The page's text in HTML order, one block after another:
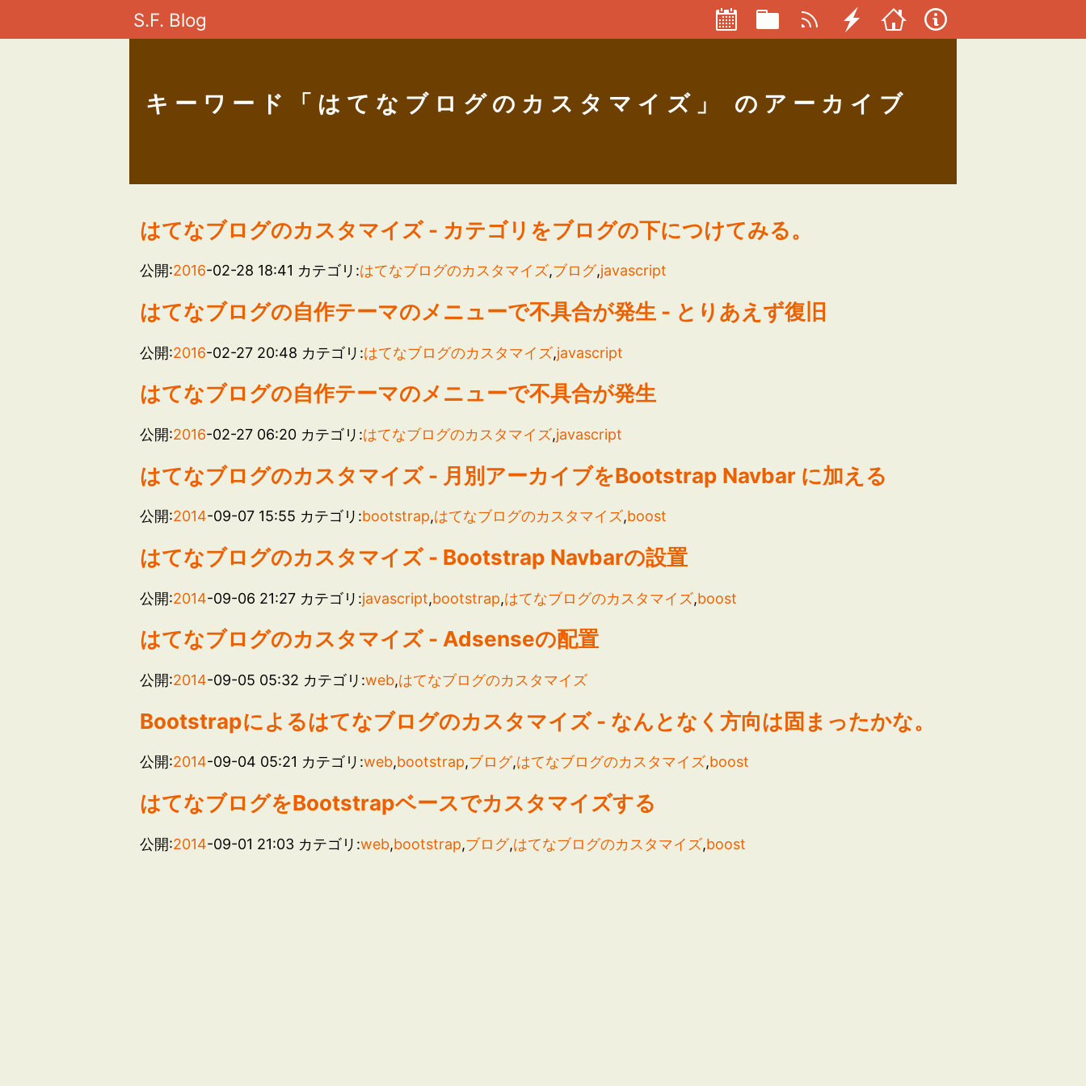
S.F. Blog
キーワード「はてなブログのカスタマイズ」 のアーカイブ
はてなブログのカスタマイズ - カテゴリをブログの下につけてみる。
公開:2016-02-28 18:41 カテゴリ:はてなブログのカスタマイズ,ブログ,javascript
はてなブログの自作テーマのメニューで不具合が発生 - とりあえず復旧
公開:2016-02-27 20:48 カテゴリ:はてなブログのカスタマイズ,javascript
はてなブログの自作テーマのメニューで不具合が発生
公開:2016-02-27 06:20 カテゴリ:はてなブログのカスタマイズ,javascript
はてなブログのカスタマイズ - 月別アーカイブをBootstrap Navbar に加える
公開:2014-09-07 15:55 カテゴリ:bootstrap,はてなブログのカスタマイズ,boost
はてなブログのカスタマイズ - Bootstrap Navbarの設置
公開:2014-09-06 21:27 カテゴリ:javascript,bootstrap,はてなブログのカスタマイズ,boost
はてなブログのカスタマイズ - Adsenseの配置
公開:2014-09-05 05:32 カテゴリ:web,はてなブログのカスタマイズ
Bootstrapによるはてなブログのカスタマイズ - なんとなく方向は固まったかな。
公開:2014-09-04 05:21 カテゴリ:web,bootstrap,ブログ,はてなブログのカスタマイズ,boost
はてなブログをBootstrapベースでカスタマイズする
公開:2014-09-01 21:03 カテゴリ:web,bootstrap,ブログ,はてなブログのカスタマイズ,boost